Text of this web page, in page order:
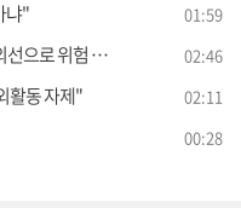
냐" 01:59
로 위험 감지 02:46
활동 자제" 02:11
00:28